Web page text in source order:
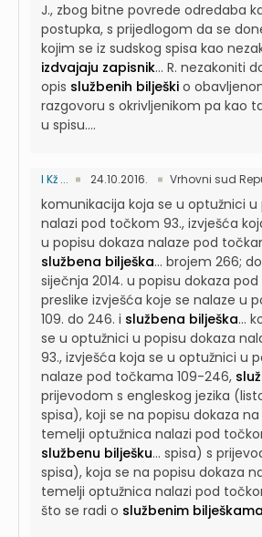
J., zbog bitne povrede odredaba
postupka, s prijedlogom da se
kojim se iz sudskog spisa kao
izdvajaju zapisnik... R. nezakoniti
opis službenih bilješki o
razgovoru s okrivljenikom pa kao
u spisu....
I Kž ... 24.10.2016. Vrhovni sud
komunikacija koja se u optužnici u
nalazi pod točkom 93., izvješća
u popisu dokaza nalaze pod
službena bilješka... brojem 266;
siječnja 2014. u popisu dokaza
preslike izvješća koje se nalaze u
109. do 246. i službena bilješka...
se u optužnici u popisu dokaza
93., izvješća koja se u optužnici u
nalaze pod točkama 109-246,
prijevodom s engleskog jezika
spisa), koji se na popisu dokaza
temelji optužnica nalazi pod
službenu bilješku... spisa) s
spisa), koja se na popisu dokaza
temelji optužnica nalazi pod
što se radi o službenim bilješkama